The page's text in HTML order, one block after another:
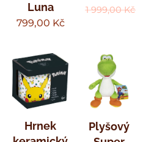
Luna
799,00 Kč
1 999,00Kč
Hrnek
Plyšový